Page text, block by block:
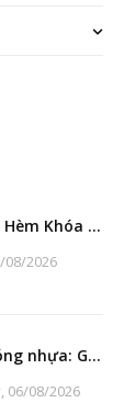
Trần Nhựa Hèm Khóa Có Đáng Đầu Tư? Góc Nhìn Từ Nhà Máy Sản Xuất
08/2026
Hộp lam sóng nhựa: Giải pháp tạo điểm nhấn nội thất hiện đại, bền đẹp
06/08/2026